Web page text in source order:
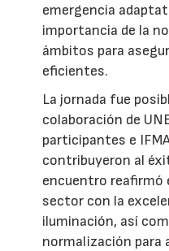
emergencia
importancia de la
ámbitos para
eficientes.
La jornada fue
colaboración de
participantes e
contribuyeron al
encuentro reafirmó
sector con la
iluminación, así
normalización para